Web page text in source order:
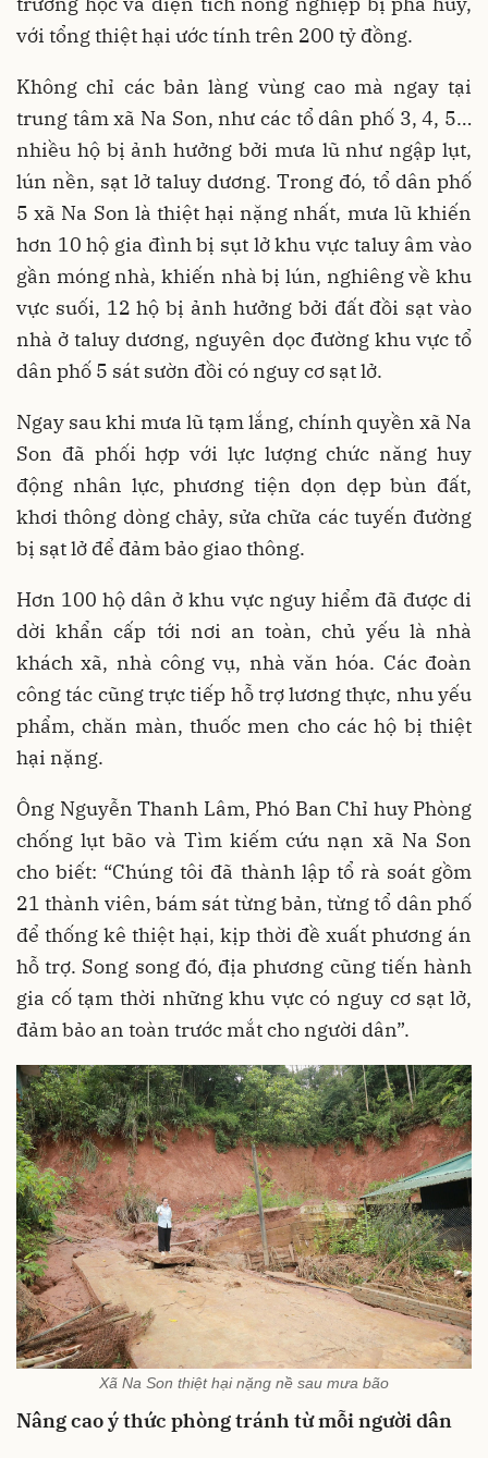
với tổng thiệt hại ước tính trên 200 tỷ đồng.
Không chỉ các bản làng vùng cao mà ngay tại
trung tâm xã Na Son, như các tổ dân phố 3, 4, 5…
nhiều hộ bị ảnh hưởng bởi mưa lũ như ngập lụt,
lún nền, sạt lở taluy dương. Trong đó, tổ dân phố
5 xã Na Son là thiệt hại nặng nhất, mưa lũ khiến
hơn 10 hộ gia đình bị sụt lở khu vực taluy âm vào
gần móng nhà, khiến nhà bị lún, nghiêng về khu
vực suối, 12 hộ bị ảnh hưởng bởi đất đồi sạt vào
nhà ở taluy dương, nguyên dọc đường khu vực tổ
dân phố 5 sát sườn đồi có nguy cơ sạt lở.
Ngay sau khi mưa lũ tạm lắng, chính quyền xã Na
Son đã phối hợp với lực lượng chức năng huy
động nhân lực, phương tiện dọn dẹp bùn đất,
khơi thông dòng chảy, sửa chữa các tuyến đường
bị sạt lở để đảm bảo giao thông.
Hơn 100 hộ dân ở khu vực nguy hiểm đã được di
dời khẩn cấp tới nơi an toàn, chủ yếu là nhà
khách xã, nhà công vụ, nhà văn hóa. Các đoàn
công tác cũng trực tiếp hỗ trợ lương thực, nhu yếu
phẩm, chăn màn, thuốc men cho các hộ bị thiệt
hại nặng.
Ông Nguyễn Thanh Lâm, Phó Ban Chỉ huy Phòng
chống lụt bão và Tìm kiếm cứu nạn xã Na Son
cho biết: “Chúng tôi đã thành lập tổ rà soát gồm
21 thành viên, bám sát từng bản, từng tổ dân phố
để thống kê thiệt hại, kịp thời đề xuất phương án
hỗ trợ. Song song đó, địa phương cũng tiến hành
gia cố tạm thời những khu vực có nguy cơ sạt lở,
đảm bảo an toàn trước mắt cho người dân”.
Xã Na Son thiệt hại nặng nề sau mưa bão
Nâng cao ý thức phòng tránh từ mỗi người dân